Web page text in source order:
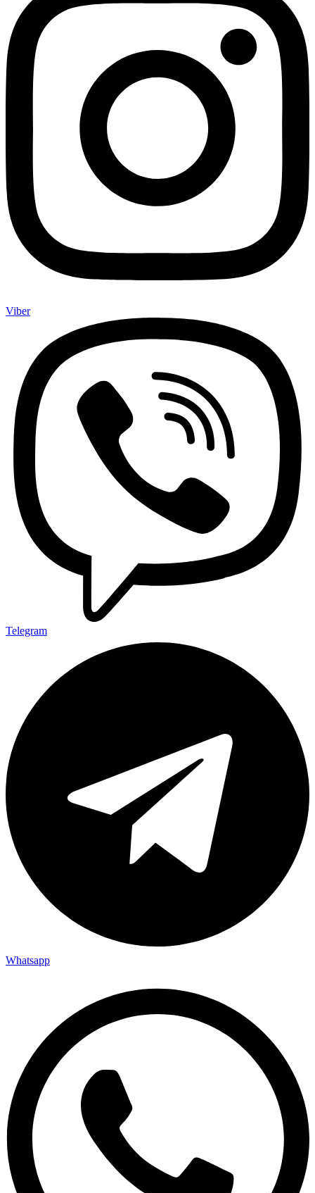
Viber
Telegram
Whatsapp